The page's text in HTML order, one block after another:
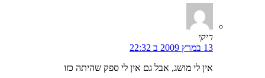
ריקי
13 במרץ 2009 ב 22:32
אין לי מושג, אבל גם אין לי ספק שהיתה כזו